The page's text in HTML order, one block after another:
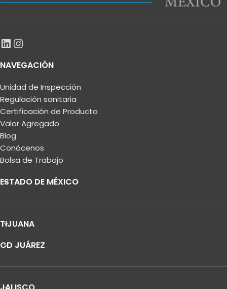
NAVEGACIÓN
Unidad de Inspección
Regulación sanitaria
Certificación de Producto
Valor Agregado
Blog
Conócenos
Bolsa de Trabajo
ESTADO DE MÉXICO
TIJUANA
CD JUÁREZ